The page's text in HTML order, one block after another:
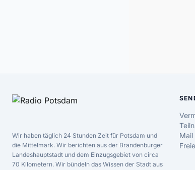
Wir haben täglich 24 Stunden Zeit für Potsdam und
die Mittelmark. Wir berichten aus der Brandenburger
Landeshauptstadt und dem Einzugsgebiet von circa
70 Kilometern. Wir bündeln das Wissen der Stadt aus
Mail